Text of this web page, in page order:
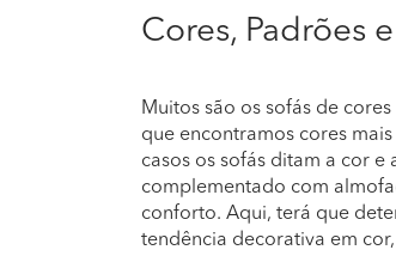
Cores, Padrões
Muitos são os sofás de
que encontramos cores
casos os sofás ditam a cor
complementado com
conforto. Aqui, terá que
tendência decorativa em